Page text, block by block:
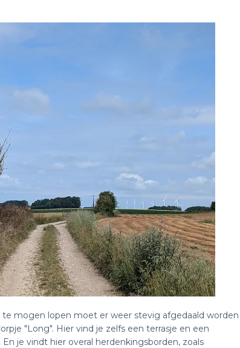
mogen lopen moet er weer stevig afgedaald worden
"Long". Hier vind je zelfs een terrasje en een
je vindt hier overal herdenkingsborden, zoals